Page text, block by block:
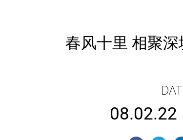
春风十里 相聚
08.02.22